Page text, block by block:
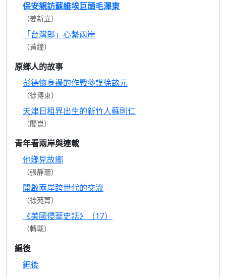
保安親訪蘇維埃巨頭毛澤東
（姜新立）
「台灣郎」心繫兩岸
（黃鐘）
原鄉人的故事
彭德懷身邊的作戰參謀徐畝元
（徐博東）
天津日租界出生的新竹人蘇則仁
（閻崑）
青年看兩岸與連載
他鄉見故鄉
（張靜珊）
開啟兩岸跨世代的交流
（徐苑菁）
《美國侵華史話》（17）
（轉載）
編後
鍽後